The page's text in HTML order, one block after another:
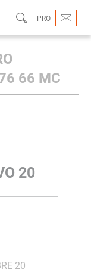
PRO
66 MC
20
20